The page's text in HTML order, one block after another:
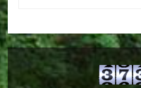
Capitale du chrysanthème
Nos entreprises